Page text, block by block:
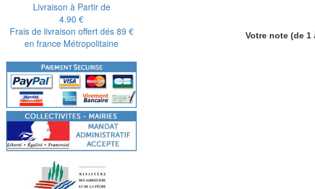
Livraison à Partir de
4.90 €
Frais de livraison offert dés 89 €
en france Métropolitaine
Votre note (de 1